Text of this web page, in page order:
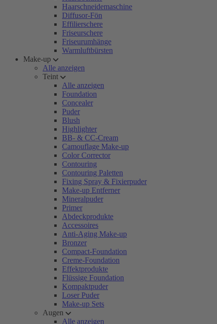
Haarschneidemaschine
Diffusor-Fön
Effilierschere
Friseurschere
Friseurumhänge
Warmluftbürsten
Make-up
Alle anzeigen
Teint
Alle anzeigen
Foundation
Concealer
Puder
Blush
Highlighter
BB- & CC-Cream
Camouflage Make-up
Color Corrector
Contouring
Contouring Paletten
Fixing Spray & Fixierpuder
Make-up Entferner
Mineralpuder
Primer
Abdeckprodukte
Accessoires
Anti-Aging Make-up
Bronzer
Compact-Foundation
Creme-Foundation
Effektprodukte
Flüssige Foundation
Kompaktpuder
Loser Puder
Make-up Sets
Augen
Alle anzeigen